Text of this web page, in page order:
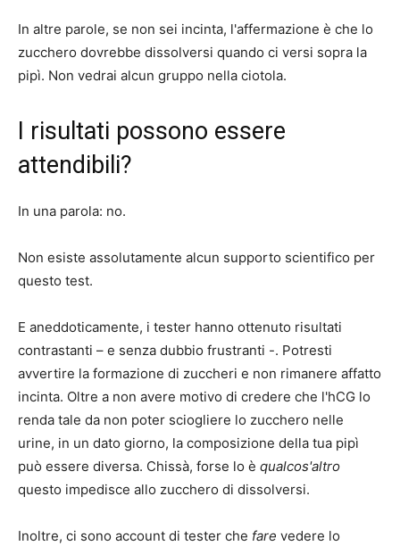
In altre parole, se non sei incinta, l'affermazione è che lo
zucchero dovrebbe dissolversi quando ci versi sopra la
pipì. Non vedrai alcun gruppo nella ciotola.
I risultati possono essere
attendibili?
In una parola: no.
Non esiste assolutamente alcun supporto scientifico per
questo test.
E aneddoticamente, i tester hanno ottenuto risultati
contrastanti – e senza dubbio frustranti -. Potresti
avvertire la formazione di zuccheri e non rimanere affatto
incinta. Oltre a non avere motivo di credere che l'hCG lo
renda tale da non poter sciogliere lo zucchero nelle
urine, in un dato giorno, la composizione della tua pipì
può essere diversa. Chissà, forse lo è qualcos'altro
questo impedisce allo zucchero di dissolversi.
Inoltre, ci sono account di tester che fare vedere lo